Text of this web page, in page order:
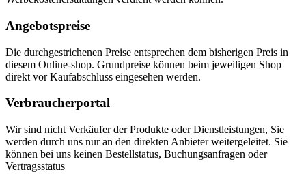
Angebotspreise
Die durchgestrichenen Preise entsprechen dem bisherigen Preis in
diesem Online-shop. Grundpreise können beim jeweiligen Shop
direkt vor Kaufabschluss eingesehen werden.
Verbraucherportal
Wir sind nicht Verkäufer der Produkte oder Dienstleistungen, Sie
werden durch uns nur an den direkten Anbieter weitergeleitet. Sie
können bei uns keinen Bestellstatus, Buchungsanfragen oder
Vertragsstatus